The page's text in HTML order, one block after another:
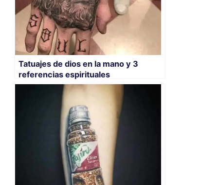
Tatuajes de dios en la mano y 3
referencias espirituales